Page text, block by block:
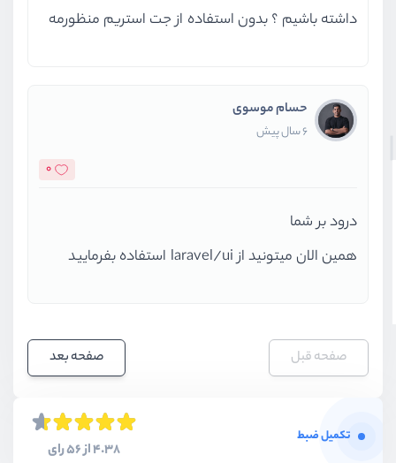
داشته باشیم ؟ بدون استفاده از جت استریم منظورمه
حسام موسوی
6 سال پیش
0
درود بر شما
همین الان میتونید از laravel/ui استفاده بفرمایید
صفحه بعد صفحه قبل
تکمیل ضبط
4.38 از 56 رای